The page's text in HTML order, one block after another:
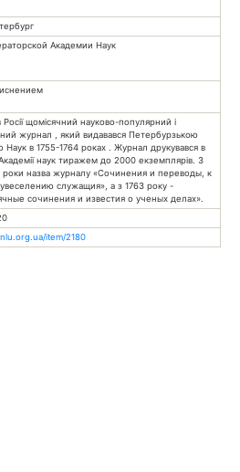
Академии Наук
щомісячний науково-популярний і
журнал , який видавався Петербурзькою
Наук в 1755-1764 роках . Журнал друкувався в
наук тиражем до 2000 екземплярів. З
роки назва журналу «Сочинения и переводы, к
служащия», а з 1763 року -
сочинения и известия о ученых делах».
item/2180